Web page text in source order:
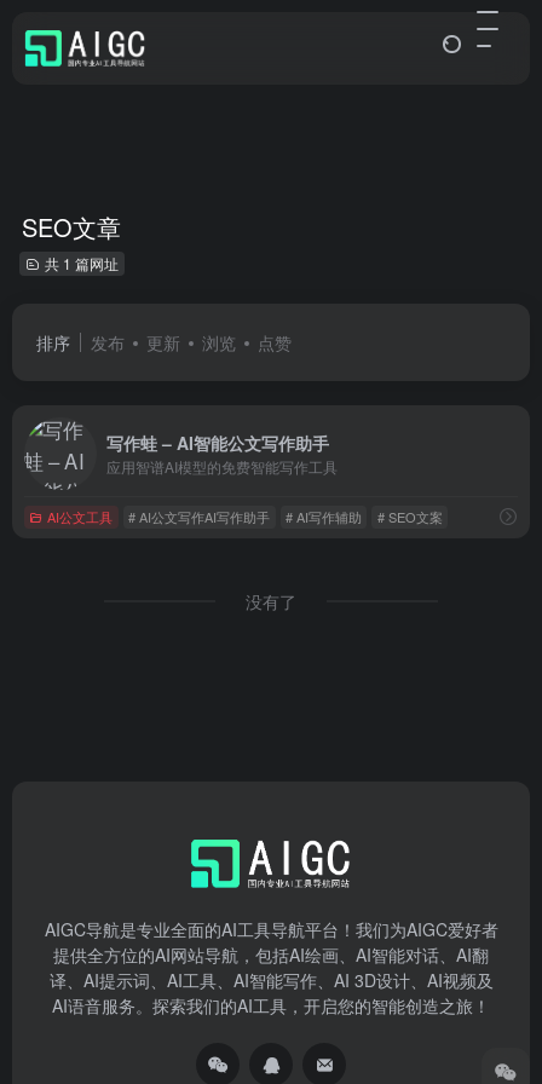
SEO文章
共 1 篇网址
排序 发布 更新 浏览 点赞
写作蛙 – AI智能公文写作助手
应用智谱AI模型的免费智能写作工具
AI公文工具 # AI公文写作AI写作助手 # AI写作辅助 # SEO文案
没有了
AIGC导航是专业全面的AI工具导航平台！我们为AIGC爱好者
提供全方位的AI网站导航，包括AI绘画、AI智能对话、AI翻
译、AI提示词、AI工具、AI智能写作、AI 3D设计、AI视频及
AI语音服务。探索我们的AI工具，开启您的智能创造之旅！